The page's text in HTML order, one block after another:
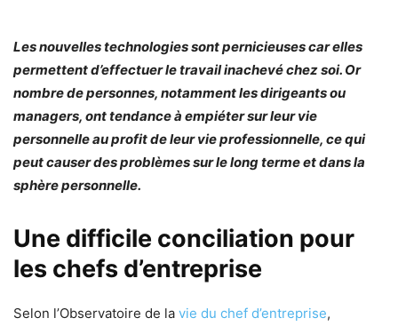
Les nouvelles technologies sont pernicieuses car elles
permettent d’effectuer le travail inachevé chez soi. Or
nombre de personnes, notamment les dirigeants ou
managers, ont tendance à empiéter sur leur vie
personnelle au profit de leur vie professionnelle, ce qui
peut causer des problèmes sur le long terme et dans la
sphère personnelle.
Une difficile conciliation pour
les chefs d’entreprise
Selon l’Observatoire de la vie du chef d’entreprise,